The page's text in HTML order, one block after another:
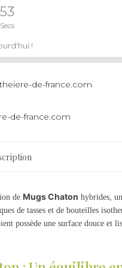
53
Secs
!
de Mugs Chaton hybrides,
de tasses et de bouteilles
possède une surface douce et